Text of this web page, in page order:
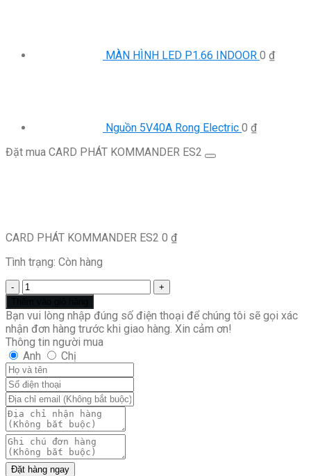
MÀN HÌNH LED P1.66 INDOOR 0 ₫
Nguồn 5V40A Rong Electric 0 ₫
Đặt mua CARD PHÁT KOMMANDER ES2
CARD PHÁT KOMMANDER ES2 0 ₫
Tình trạng: Còn hàng
CARD
PHÁT
KOMMANDER
ES2
số
lượng
Bạn vui lòng nhập đúng số điện thoại để chúng tôi sẽ gọi xác
nhận đơn hàng trước khi giao hàng. Xin cảm ơn!
Thông tin người mua
Anh
Chị
Đặt hàng ngay